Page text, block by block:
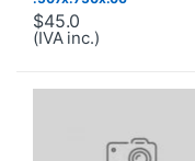
$45.0
(IVA inc.)